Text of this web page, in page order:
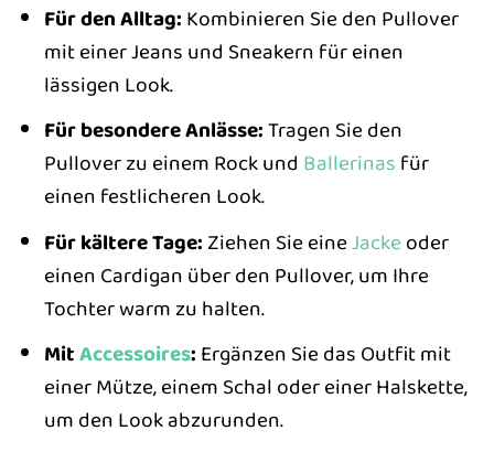
Für den Alltag: Kombinieren Sie den Pullover
mit einer Jeans und Sneakern für einen
lässigen Look.
Für besondere Anlässe:Tragen Sie den
Pullover zu einem Rock und Ballerinas für
einen festlicheren Look.
Für kältere Tage: Ziehen Sie eineJacke oder
einen Cardigan über den Pullover, um Ihre
Tochter warm zu halten.
MitAccessoires: Ergänzen Sie das Outfit mit
einer Mütze, einem Schal oder einer Halskette,
um den Look abzurunden.